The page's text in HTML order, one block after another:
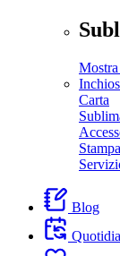
Carta
Blog